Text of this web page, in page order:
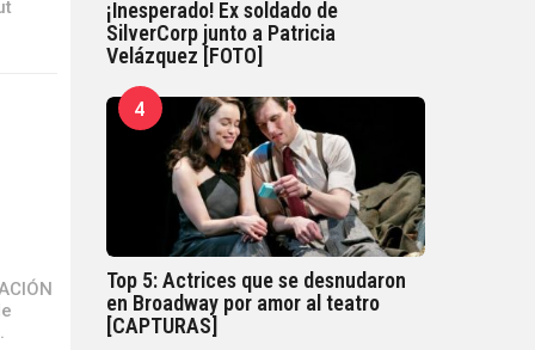
¡Inesperado! Ex soldado de
SilverCorp junto a Patricia
Velázquez [FOTO]
4
Top 5: Actrices que se desnudaron
en Broadway por amor al teatro
[CAPTURAS]